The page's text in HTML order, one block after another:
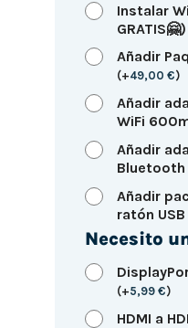
Instalar
GRATIS🤗)
Añadir
(+49,00 €)
Añadir
WiFi
Añadir
Bluetooth
Añadir
ratón USB
Necesito
(+5,99 €)
HDMI a